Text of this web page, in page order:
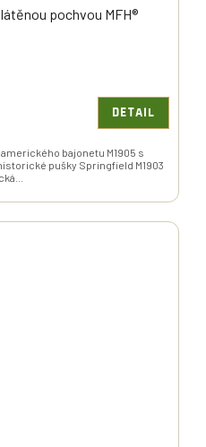
pochvou MFH®
DETAIL
bajonetu M1905 s
pušky Springfield M1903